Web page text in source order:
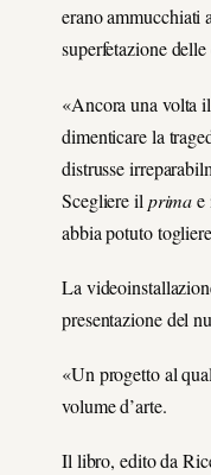
erano ammucchiati
superfetazione
«Ancora una volta
dimenticare la
distrusse
Scegliere il primae
abbia potuto
La
presentazione del
«Un progetto al
volume d’arte.
Il libro, edito da